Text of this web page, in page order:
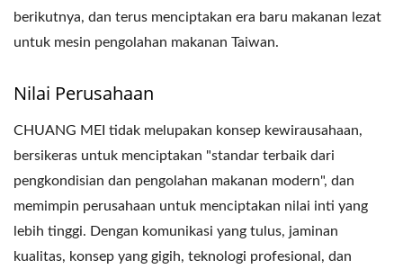
berikutnya, dan terus menciptakan era baru makanan lezat
untuk mesin pengolahan makanan Taiwan.
Nilai Perusahaan
CHUANG MEI tidak melupakan konsep kewirausahaan,
bersikeras untuk menciptakan "standar terbaik dari
pengkondisian dan pengolahan makanan modern", dan
memimpin perusahaan untuk menciptakan nilai inti yang
lebih tinggi. Dengan komunikasi yang tulus, jaminan
kualitas, konsep yang gigih, teknologi profesional, dan